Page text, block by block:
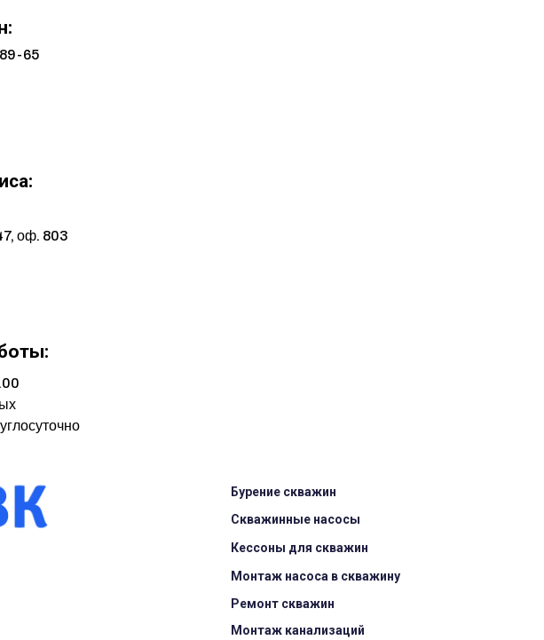
оф. 803
65
Бурение скважин
Скважинные насосы
Кессоны для скважин
Ремонт скважин
Монтаж насоса в скважину
Монтаж канализаций